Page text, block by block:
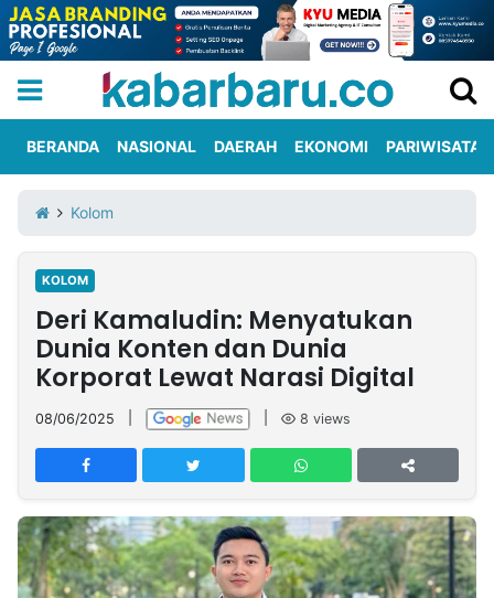
Iklan
Berita
Kami
Nasional
International
Olahraga
Entertainment
Daerah
Pariwisata
Kuliner
Kolom
Network
PT
TREETAN
INDONESIA
BERANDA NASIONAL DAERAH EKONOMI PARIWISATA
Kolom
KOLOM
Deri Kamaludin: Menyatukan
Dunia Konten dan Dunia
Korporat Lewat Narasi Digital
08/06/2025 8 views